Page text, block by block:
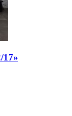
17»